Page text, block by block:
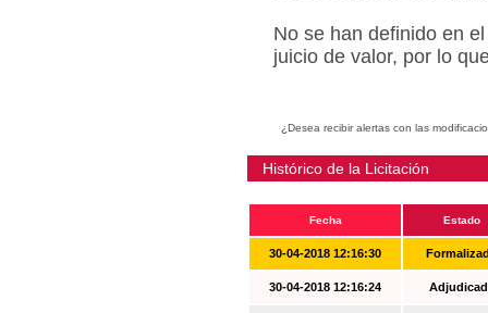
No se han definido en
juicio de valor, por lo
¿Desea recibir alertas con las
Histórico de la Licitación
Fecha Estado
30-04-2018 12:16:30
30-04-2018 12:16:24